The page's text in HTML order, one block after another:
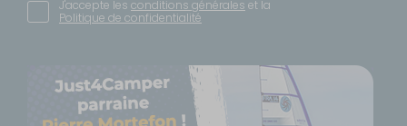
J'accepte les conditions générales et la
Politique de confidentialité